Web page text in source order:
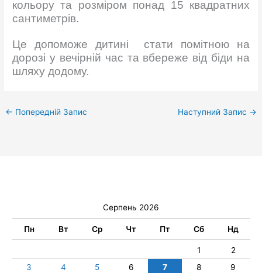
кольору та розміром понад 15 квадратних
сантиметрів.
Це допоможе дитині стати помітною на
дорозі у вечірній час та вбереже від біди на
шляху додому.
← Попередній Запис Наступний Запис →
Серпень 2026
Пн Вт Ср Чт Пт Сб Нд
1
2
3
4 5 6 7 8
9